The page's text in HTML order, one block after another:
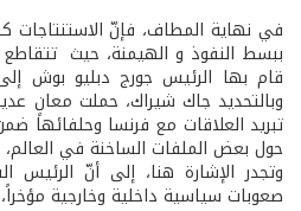
في نهاية المطاف، فإنّ الاستنتاجات
ببسط النفوذ و الهيمنة، حيث تتقاطع
قام بها الرئيس جورج دبليو بوش إلى
وبالتحديد جاك شيراك، حملت معانٍ
تبريد العلاقات مع فرنسا وحلفائها
حول بعض الملفات الساخنة في
وتجدر الإشارة هنا، إلى أنّ
صعوبات سياسية داخلية وخارجية